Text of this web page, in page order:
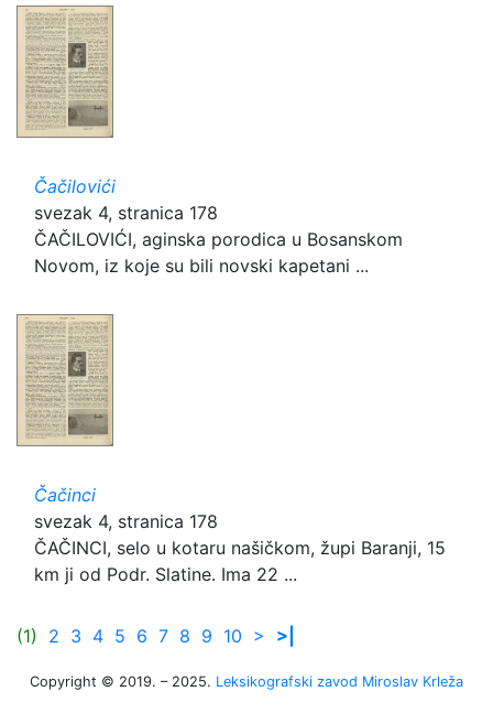
Čačilovići
svezak 4, stranica 178
ČAČILOVIĆI, aginska porodica u Bosanskom
Novom, iz koje su bili novski kapetani ...
Čačinci
svezak 4, stranica 178
ČAČINCI, selo u kotaru našičkom, župi Baranji, 15
km ji od Podr. Slatine. Ima 22 ...
(1) 2 3 4 5 6 7 8 9 10 > >|
Copyright © 2019. – 2025. Leksikografski zavod Miroslav Krleža